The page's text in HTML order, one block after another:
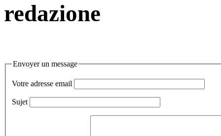
redazione
Envoyer un message
Votre adresse email
Sujet